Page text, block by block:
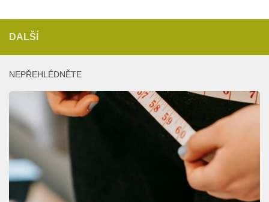
DALŠÍ
NEPŘEHLÉDNĚTE